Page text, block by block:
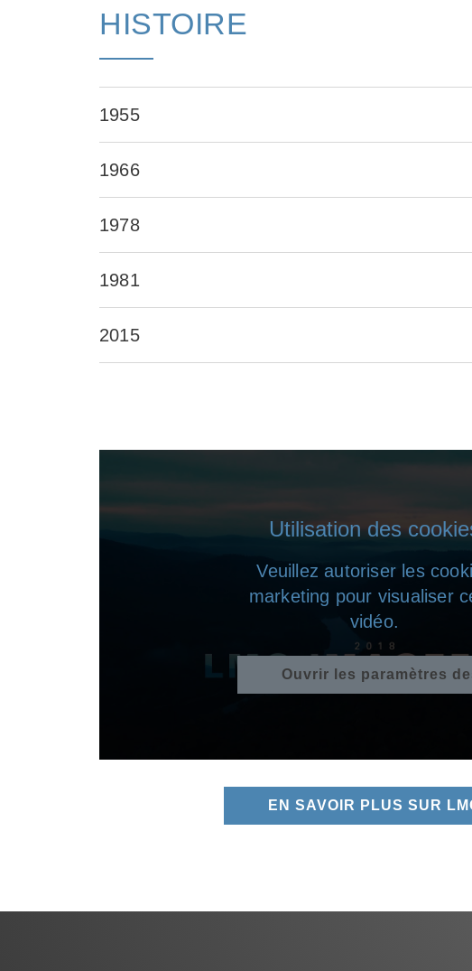
HISTOIRE
1955
1966
1978
1981
2015
Utilisation des
Veuillez autoriser les
marketing pour visualiser
vidéo.
Ouvrir les paramètres
EN SAVOIR PLUS SUR